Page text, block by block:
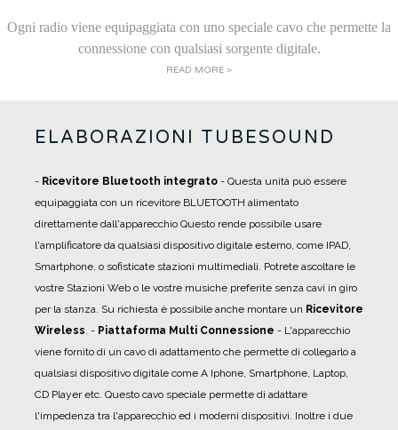
Ogni radio viene equipaggiata con uno speciale cavo che permette la
connessione con qualsiasi sorgente digitale.
READ MORE >
ELABORAZIONI TUBESOUND
- Ricevitore Bluetooth integrato - Questa unità può essere
equipaggiata con un ricevitore BLUETOOTH alimentato
direttamente dall'apparecchio Questo rende possibile usare
l'amplificatore da qualsiasi dispositivo digitale esterno, come IPAD,
Smartphone, o sofisticate stazioni multimediali. Potrete ascoltare le
vostre Stazioni Web o le vostre musiche preferite senza cavi in giro
per la stanza. Su richiesta è possibile anche montare un Ricevitore
Wireless - Piattaforma Multi Connessione - L'apparecchio
viene fornito di un cavo di adattamento che permette di collegarlo a
qualsiasi dispositivo digitale come A Iphone, Smartphone, Laptop,
CD Player etc. Questo cavo speciale permette di adattare
l'impedenza tra l'apparecchio ed i moderni dispositivi. Inoltre i due